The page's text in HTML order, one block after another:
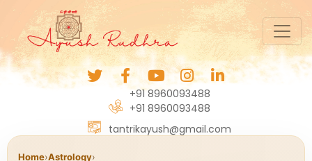
+91 8960093488
+91 8960093488
tantrikayush@gmail.com
Home›Astrology›